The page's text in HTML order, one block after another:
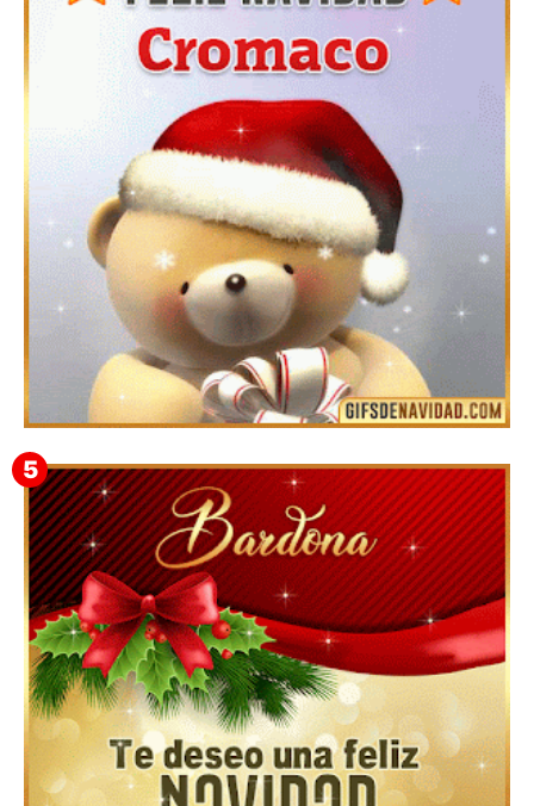
Te deseo una Feliz Navidad Barsimea
Feliz Navidad Cromaco